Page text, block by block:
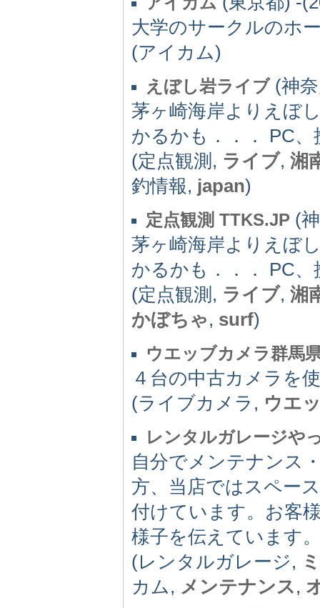
大学のサークルのホ
(アイカム)
えぼし岩ライブ(神奈
茅ヶ崎海岸よりえぼ
かるかも．．． PC
(定点観測, ライブ, 湘
釣情報, japan)
定点観測 TTKS.JP (
茅ヶ崎海岸よりえぼ
かるかも．．． PC
(定点観測, ライブ, 湘
かぼちゃ, surf)
ウエッブカメラ群馬
４台の中古カメラを
(ライブカメラ, ウエ
レンタルガレージや
自分でメンテナンス
方、当店ではスペー
付けています。お客
様子を伝えています
(レンタルガレージ,
カム, メンテナンス,